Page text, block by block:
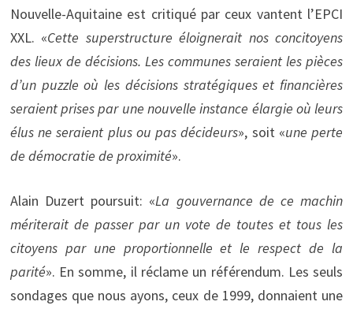
Nouvelle-Aquitaine est critiqué par ceux vantent l’EPCI
XXL. «Cette superstructure éloignerait nos concitoyens
des lieux de décisions. Les communes seraient les pièces
d’un puzzle où les décisions stratégiques et financières
seraient prises par une nouvelle instance élargie où leurs
élus ne seraient plus ou pas décideurs», soit «une perte
de démocratie de proximité».
Alain Duzert poursuit: «La gouvernance de ce machin
mériterait de passer par un vote de toutes et tous les
citoyens par une proportionnelle et le respect de la
parité». En somme, il réclame un référendum. Les seuls
sondages que nous ayons, ceux de 1999, donnaient une